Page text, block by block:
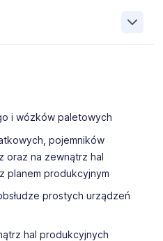
także
które spełniają
dzięki temu dysponujemy
wyspecjalizowaną
i ulepszamy nasz
jak najlepsze produkty.
przez nas system
i wózków paletowych
pojemników
oraz na zewnątrz hal
planem produkcyjnym
prostych urządzeń
hal produkcyjnych